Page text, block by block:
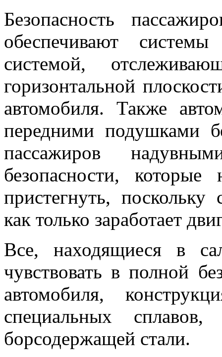
Безопасность
обеспечивают
системой,
горизонтальной
автомобиля. Также
передними подушками
пассажиров
безопасности, которые
пристегнуть, поскольку
как только заработает
Все, находящиеся в
чувствовать в полной
автомобиля,
специальных
борсодержащей стали.